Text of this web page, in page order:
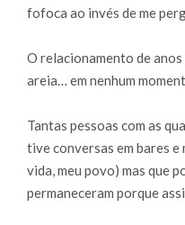
fofoca ao invés de me
O relacionamento de
areia… em nenhum
Tantas pessoas com as
tive conversas em bares e
vida, meu povo) mas que
permaneceram porque